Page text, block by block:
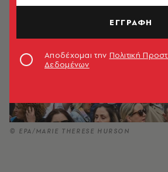
© ΕΡΑ/MARIE THERESE HURSON
ΕΓΓΡΑΦΗ
Αποδέχομαι την Πολιτική
Δεδομένων